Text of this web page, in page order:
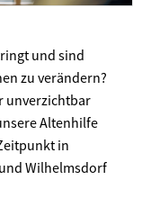
und sind
zu verändern?
unverzichtbar
Altenhilfe
in
Wilhelmsdorf